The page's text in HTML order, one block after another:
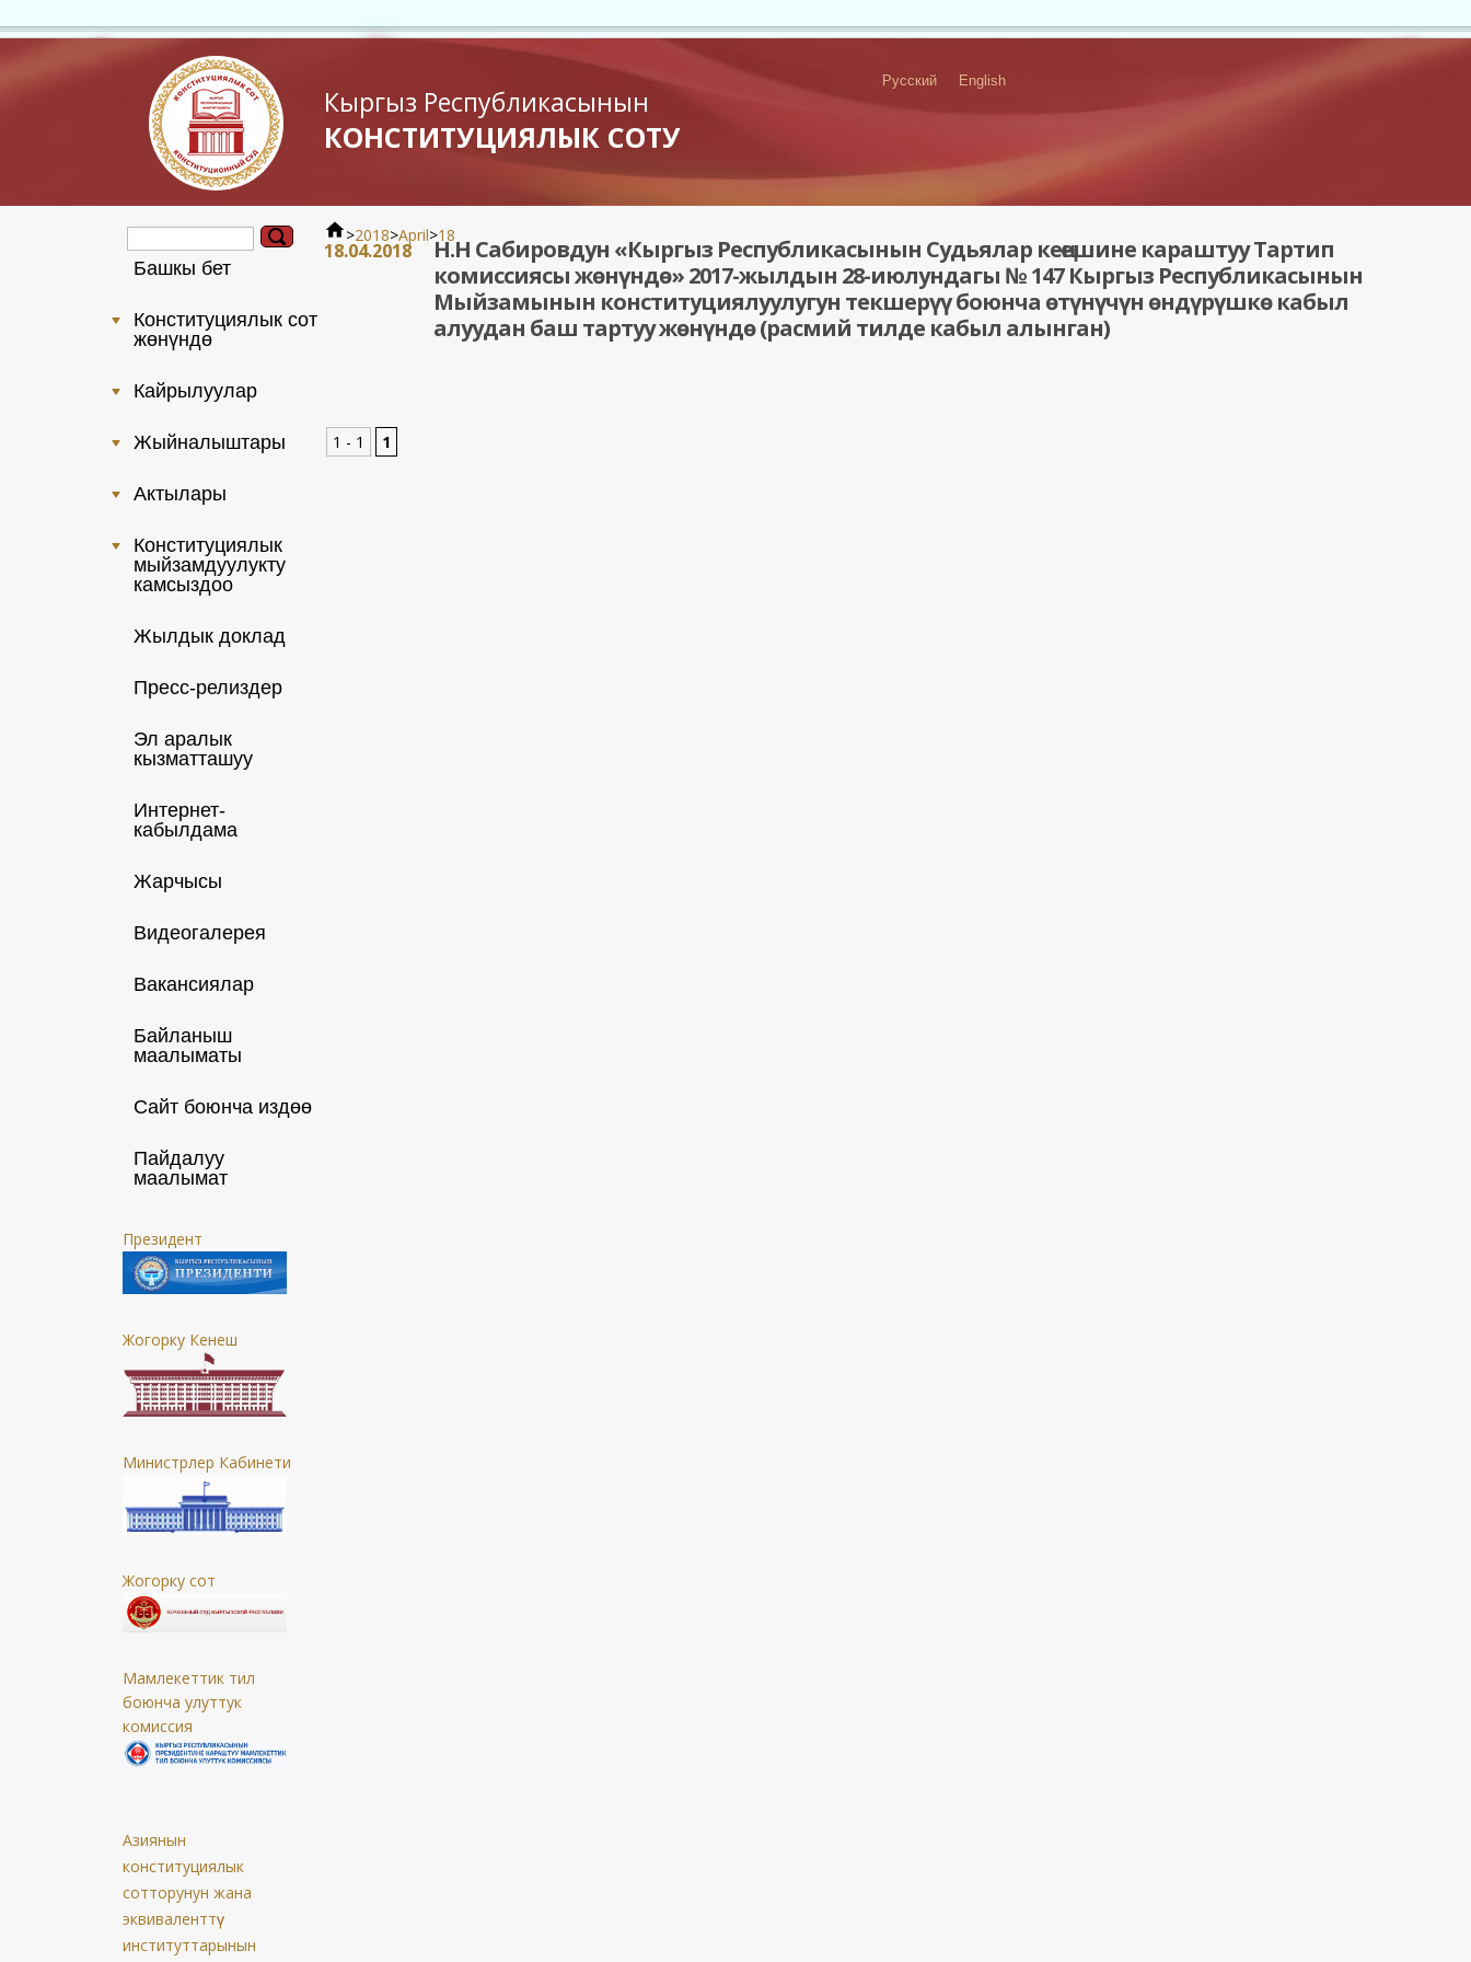
Башкы бет
Конституциялык сот
жөнүндө
+
Кайрылуулар
+
Жыйналыштары
+
Актылары
+
Конституциялык
мыйзамдуулукту
камсыздоо
+
Жылдык доклад
Пресс-релиздер
Эл аралык
кызматташуу
Интернет-
кабылдама
Жарчысы
Видеогалерея
Вакансиялар
Байланыш
маалыматы
Сайт боюнча издөө
Пайдалуу
маалымат
Президент
Жогорку Кенеш
Министрлер Кабинети
Жогорку сот
Мамлекеттик тил
боюнча улуттук
комиссия
Азиянын
конституциялык
сотторунун жана
эквиваленттүү
институттарынын
Кыргыз Республикасынын
КОНСТИТУЦИЯЛЫК СОТУ
Русский English
>2018>April>18
18.04.2018
Н.Н Сабировдун «Кыргыз Республикасынын Судьялар кеңешине караштуу Тартип
комиссиясы жөнүндө» 2017-жылдын 28-июлундагы № 147 Кыргыз Республикасынын
Мыйзамынын конституциялуулугун текшерүү боюнча ѳтүнүчүн ѳндүрүшкѳ кабыл
алуудан баш тартуу жөнүндө (расмий тилде кабыл алынган)
1 - 1 1